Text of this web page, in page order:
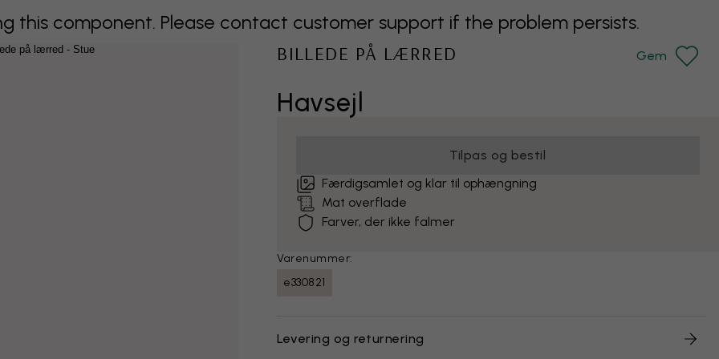
this component. Please contact customer support if the problem persists.
Havsejl
BILLEDE PÅ LÆRRED Gem
Tilpas og bestil
Færdigsamlet og klar til ophængning
Mat overflade
Farver, der ikke falmer
Varenummer:
e330821
Levering og returnering